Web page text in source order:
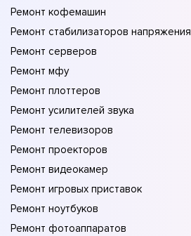
Ремонт кофемашин
Ремонт стабилизаторов напряжения
Ремонт серверов
Ремонт мфу
Ремонт плоттеров
Ремонт усилителей звука
Ремонт телевизоров
Ремонт проекторов
Ремонт видеокамер
Ремонт игровых приставок
Ремонт ноутбуков
Ремонт фотоаппаратов